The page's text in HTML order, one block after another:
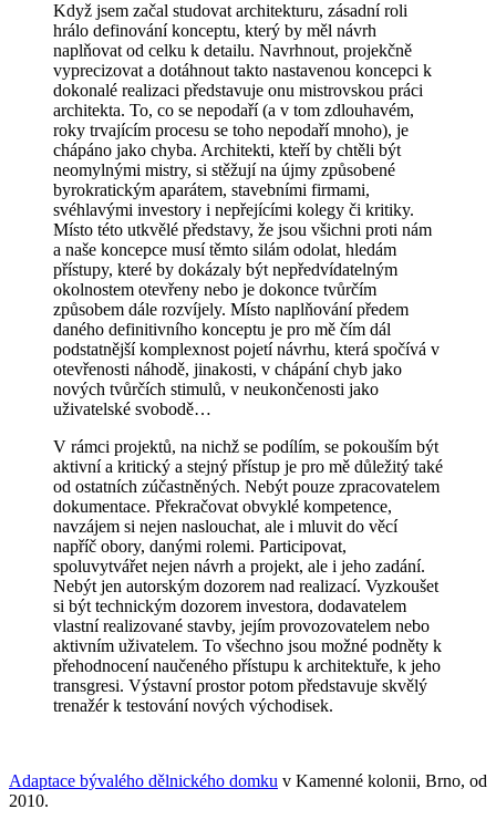
Když jsem začal studovat architekturu, zásadní roli
hrálo definování konceptu, který by měl návrh
naplňovat od celku k detailu. Navrhnout, projekčně
vyprecizovat a dotáhnout takto nastavenou koncepci k
dokonalé realizaci představuje onu mistrovskou práci
architekta. To, co se nepodaří (a v tom zdlouhavém,
roky trvajícím procesu se toho nepodaří mnoho), je
chápáno jako chyba. Architekti, kteří by chtěli být
neomylnými mistry, si stěžují na újmy způsobené
byrokratickým aparátem, stavebními firmami,
svéhlavými investory i nepřejícími kolegy či kritiky.
Místo této utkvělé představy, že jsou všichni proti nám
a naše koncepce musí těmto silám odolat, hledám
přístupy, které by dokázaly být nepředvídatelným
okolnostem otevřeny nebo je dokonce tvůrčím
způsobem dále rozvíjely. Místo naplňování předem
daného definitivního konceptu je pro mě čím dál
podstatnější komplexnost pojetí návrhu, která spočívá v
otevřenosti náhodě, jinakosti, v chápání chyb jako
nových tvůrčích stimulů, v neukončenosti jako
uživatelské svobodě…
V rámci projektů, na nichž se podílím, se pokouším být
aktivní a kritický a stejný přístup je pro mě důležitý také
od ostatních zúčastněných. Nebýt pouze zpracovatelem
dokumentace. Překračovat obvyklé kompetence,
navzájem si nejen naslouchat, ale i mluvit do věcí
napříč obory, danými rolemi. Participovat,
spoluvytvářet nejen návrh a projekt, ale i jeho zadání.
Nebýt jen autorským dozorem nad realizací. Vyzkoušet
si být technickým dozorem investora, dodavatelem
vlastní realizované stavby, jejím provozovatelem nebo
aktivním uživatelem. To všechno jsou možné podněty k
přehodnocení naučeného přístupu k architektuře, k jeho
transgresi. Výstavní prostor potom představuje skvělý
trenažér k testování nových východisek.
Adaptace bývalého dělnického domku v Kamenné kolonii, Brno, od
2010.